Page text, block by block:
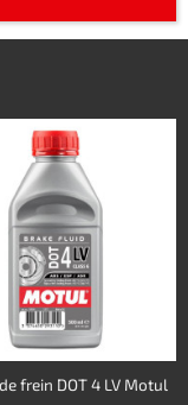
frein DOT 4 LV Motul